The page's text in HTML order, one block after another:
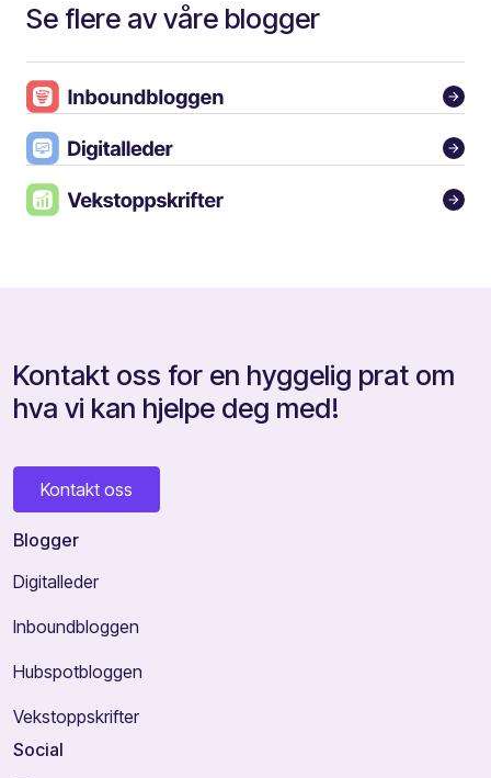
Se flere av våre blogger
Kontakt oss for en hyggelig prat om
hva vi kan hjelpe deg med!
Kontakt oss
Blogger
Digitalleder
Inboundbloggen
Hubspotbloggen
Vekstoppskrifter
Social